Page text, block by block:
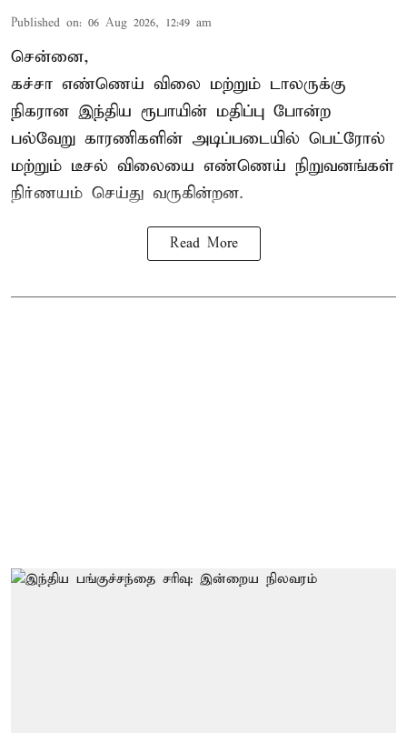
Published on: 06 Aug 2026, 12:49 am
சென்னை,
கச்சா எண்ணெய் விலை மற்றும் டாலருக்கு
நிகரான இந்திய ரூபாயின் மதிப்பு போன்ற
பல்வேறு காரணிகளின் அடிப்படையில் பெட்ரோல்
மற்றும் டீசல் விலையை எண்ணெய் நிறுவனங்கள்
நிர்ணயம் செய்து வருகின்றன.
Read More